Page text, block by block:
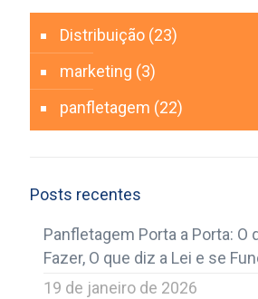
Distribuição (23)
marketing (3)
panfletagem (22)
Posts recentes
Panfletagem Porta a Porta: O
Fazer, O que diz a Lei e se
19 de janeiro de 2026